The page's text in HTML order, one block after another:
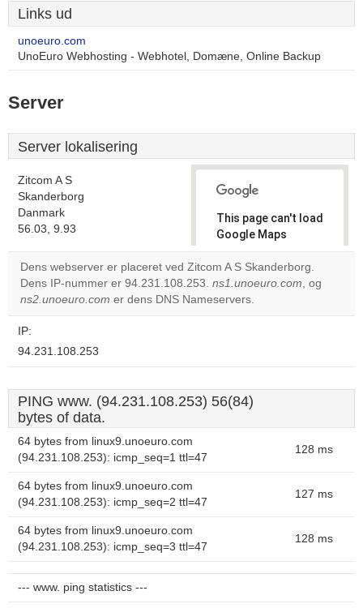
Links ud
unoeuro.com
UnoEuro Webhosting - Webhotel, Domæne, Online Backup
Server
Server lokalisering
Zitcom A S
Skanderborg
Danmark
56.03, 9.93
This page can't load
Google Maps
correctly.
Do you
own this
Dens webserver er placeret ved Zitcom A S Skanderborg.
Dens IP-nummer er 94.231.108.253. ns1.unoeuro.com, og
ns2.unoeuro.com er dens DNS Nameservers.
IP:
94.231.108.253
PING www. (94.231.108.253) 56(84)
bytes of data.
64 bytes from linux9.unoeuro.com
(94.231.108.253): icmp_seq=1 ttl=47
128 ms
64 bytes from linux9.unoeuro.com
(94.231.108.253): icmp_seq=2 ttl=47
127 ms
64 bytes from linux9.unoeuro.com
(94.231.108.253): icmp_seq=3 ttl=47
128 ms
--- www. ping statistics ---